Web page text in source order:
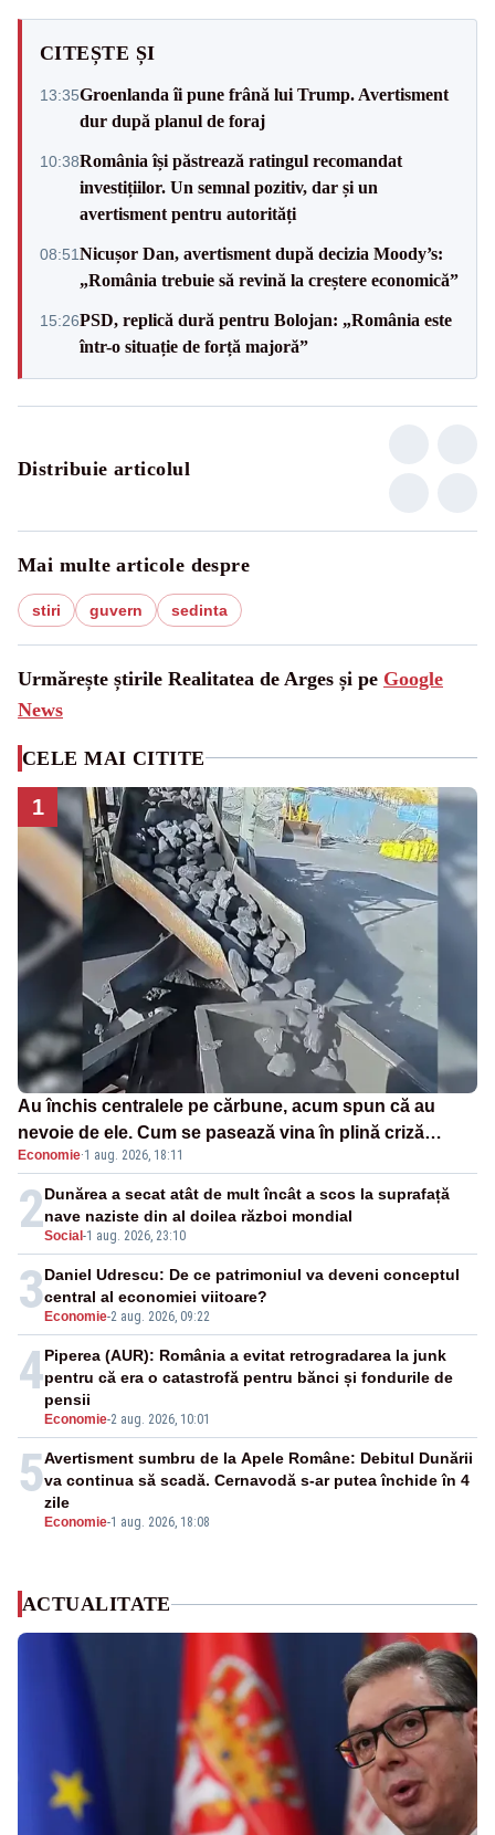
CITEȘTE ȘI
13:35Groenlanda îi pune frână lui Trump. Avertisment
dur după planul de foraj
10:38România își păstrează ratingul recomandat
investițiilor. Un semnal pozitiv, dar și un
avertisment pentru autorități
08:51Nicușor Dan, avertisment după decizia Moody’s:
„România trebuie să revină la creștere economică”
15:26PSD, replică dură pentru Bolojan: „România este
într-o situație de forță majoră”
Distribuie articolul
Mai multe articole despre
stiri guvern sedinta
Urmărește știrile Realitatea de Arges și pe Google
News
CELE MAI CITITE
1
Au închis centralele pe cărbune, acum spun că au
nevoie de ele. Cum se pasează vina în plină criză
energetică
Economie·1 aug. 2026, 18:11
2Social -1 aug. 2026, 23:10
Dunărea a secat atât de mult încât a scos la suprafață
nave naziste din al doilea război mondial
3 Economie-2 aug. 2026, 09:22
Daniel Udrescu: De ce patrimoniul va deveni conceptul
central al economiei viitoare?
4
Economie-2 aug. 2026, 10:01
Piperea (AUR): România a evitat retrogradarea la junk
pentru că era o catastrofă pentru bănci și fondurile de
pensii
5
Economie-1 aug. 2026, 18:08
Avertisment sumbru de la Apele Române: Debitul Dunării
va continua să scadă. Cernavodă s-ar putea închide în 4
zile
ACTUALITATE